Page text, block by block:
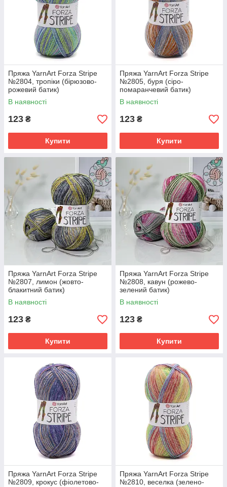
Пряжа YarnArt Forza Stripe
№2804, тропіки (бірюзово-
рожевий батик)
В наявності
123 ₴
Купити
Пряжа YarnArt Forza Stripe
№2805, буря (сіро-
помаранчевий батик)
В наявності
123 ₴
Купити
Пряжа YarnArt Forza Stripe
№2807, лимон (жовто-
блакитний батик)
В наявності
123 ₴
Купити
Пряжа YarnArt Forza Stripe
№2808, кавун (рожево-
зелений батик)
В наявності
123 ₴
Купити
Пряжа YarnArt Forza Stripe
№2809, крокус (фіолетово-
Пряжа YarnArt Forza Stripe
№2810, веселка (зелено-